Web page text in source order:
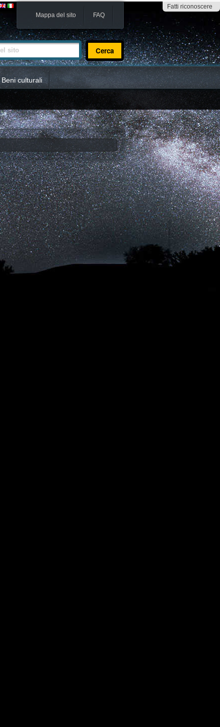
Fatti riconoscere
Mappa del sito FAQ
Beni culturali